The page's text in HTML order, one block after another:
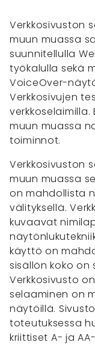
Verkkosivuston
muun muassa
suunnitellulla
työkalulla sekä
VoiceOver-
Verkkosivujen
muun muassa
toiminnot.
Verkkosivuston
muun muassa
on mahdollista
välityksellä.
kuvaavat
käyttö on
sisällön koko
Verkkosivusto
selaaminen on
näytöillä.
toteutuksessa
kriittiset A- ja